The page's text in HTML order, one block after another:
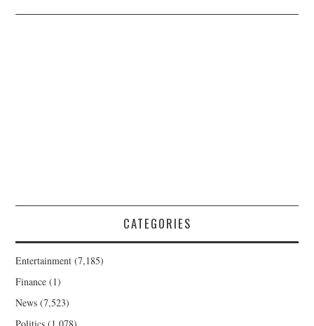
CATEGORIES
Entertainment (7,185)
Finance (1)
News (7,523)